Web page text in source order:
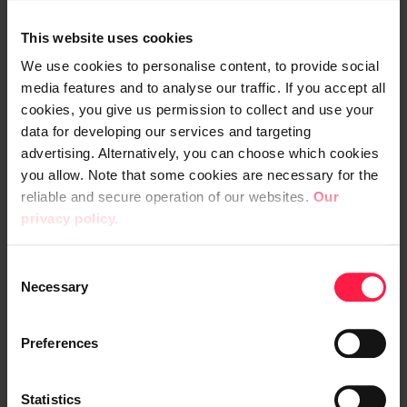
This website uses cookies
We use cookies to personalise content, to provide social
media features and to analyse our traffic. If you accept all
cookies, you give us permission to collect and use your
data for developing our services and targeting
advertising. Alternatively, you can choose which cookies
you allow. Note that some cookies are necessary for the
reliable and secure operation of our websites. Our
privacy policy.
Necessary
Preferences
Statistics
on-premise-ratkaisuiden valvontadatan ja
lokit yhteen keskitettyyn paikkaan.
Työkalujen käyttäjät saavat laajan
näkyvyyden kaikkiin palveluihin ja end-to-
end -ketjuihin. Tyypillisesti
valvontatyökaluilla pyritään luomaan myös
liiketoiminnalle ylätason näkyvyys eri
palveluiden toimintaan.
globaalit toimijat kuin Dynatrace, Splunk ja
panostanut vahvasti operatiivisen
DevOps-puolen tarpeisiin. Splunk,